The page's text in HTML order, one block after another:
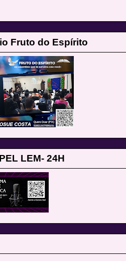
Fruto do Espírito
LEM- 24H